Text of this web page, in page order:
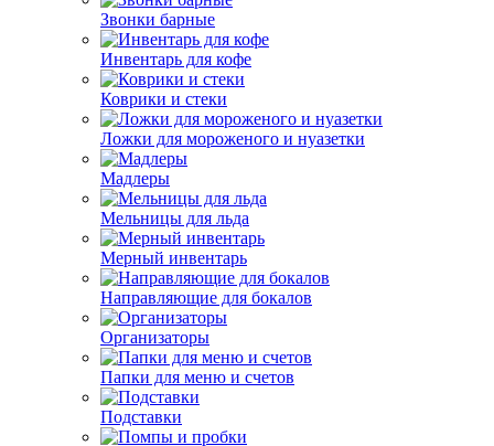
Звонки барные
Инвентарь для кофе
Коврики и стеки
Ложки для мороженого и нуазетки
Мадлеры
Мельницы для льда
Мерный инвентарь
Направляющие для бокалов
Организаторы
Папки для меню и счетов
Подставки